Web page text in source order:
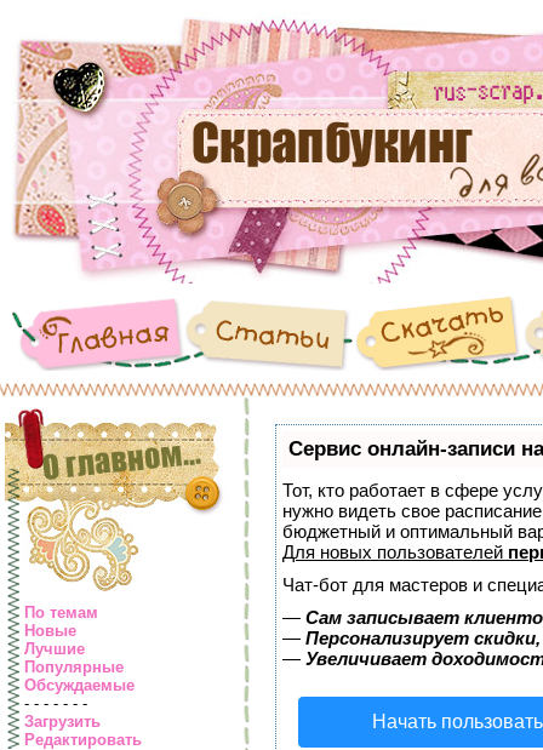
По темам
Новые
Лучшие
Популярные
Обсуждаемые
- - - - - - -
Загрузить
Редактировать
Сервис онлайн-записи
Тот, кто работает в сфере
нужно видеть свое
бюджетный и оптимальный
Для новых пользователей
Чат-бот для мастеров и
— Сам записывает
— Персонализирует
— Увеличивает
Начать